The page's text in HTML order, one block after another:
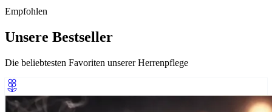
Empfohlen
Unsere Bestseller
Die beliebtesten Favoriten unserer Herrenpflege